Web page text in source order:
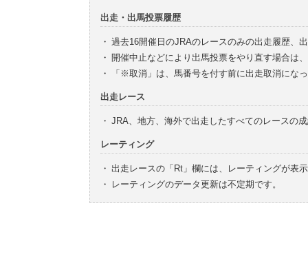
出走・出馬投票履歴
・ 過去16開催日のJRAのレースのみの出走履歴、
・ 開催中止などにより出馬投票をやり直す場合は
・
「※取消」は、馬番号を付す前に出走取消にな
出走レース
・ JRA、地方、海外で出走したすべてのレースの
レーティング
・ 出走レースの「Rt」欄には、レーティングが表
・
レーティングのデータ更新は不定期です。